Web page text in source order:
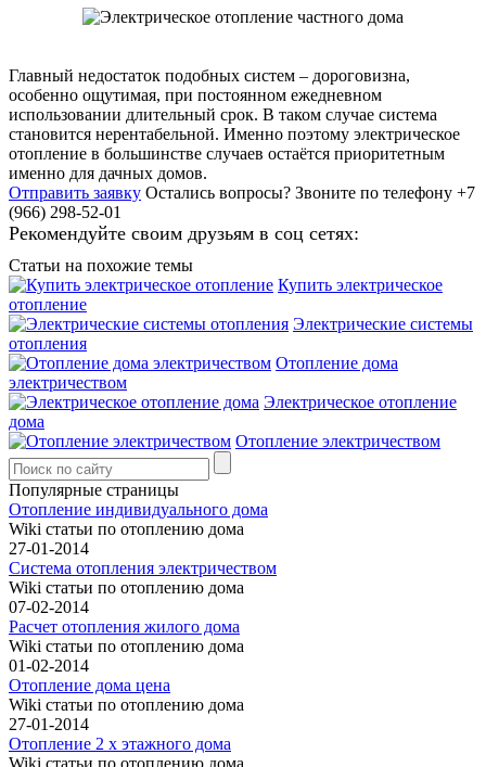
Главный недостаток подобных систем – дороговизна,
особенно ощутимая, при постоянном ежедневном
использовании длительный срок. В таком случае система
становится нерентабельной. Именно поэтому электрическое
отопление в большинстве случаев остаётся приоритетным
именно для дачных домов.
Отправить заявку Остались вопросы? Звоните по телефону +7
(966) 298-52-01
Рекомендуйте своим друзьям в соц сетях:
Статьи на похожие темы
Купить электрическое
отопление
Электрические системы
отопления
Отопление дома
электричеством
Электрическое отопление
дома
Отопление электричеством
Популярные страницы
Отопление индивидуального дома
Wiki статьи по отоплению дома
27-01-2014
Система отопления электричеством
Wiki статьи по отоплению дома
07-02-2014
Расчет отопления жилого дома
Wiki статьи по отоплению дома
01-02-2014
Отопление дома цена
Wiki статьи по отоплению дома
27-01-2014
Отопление 2 х этажного дома
Wiki статьи по отоплению дома